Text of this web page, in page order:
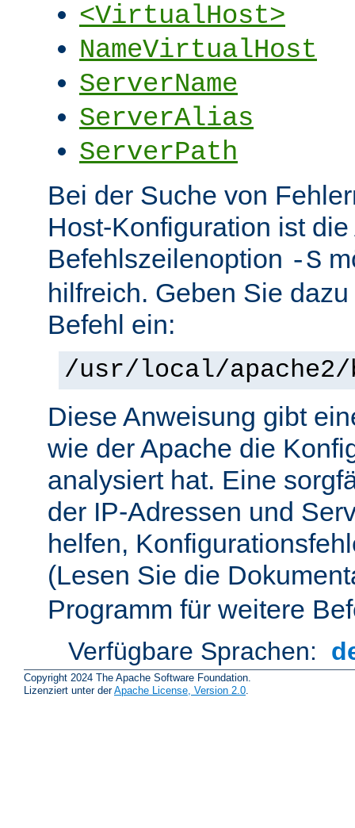
<VirtualHost>
NameVirtualHost
ServerName
ServerAlias
ServerPath
Bei der Suche von
Host-Konfiguration ist
Befehlszeilenoption -S
hilfreich. Geben Sie
Befehl ein:
/usr/local/
Diese Anweisung gibt
wie der Apache die
analysiert hat. Eine
der IP-Adressen und
helfen,
(Lesen Sie die
Programm für weitere
Verfügbare Sprachen:
Copyright 2024 The Apache Software Foundation.
Lizenziert unter derApache License, Version 2.0.